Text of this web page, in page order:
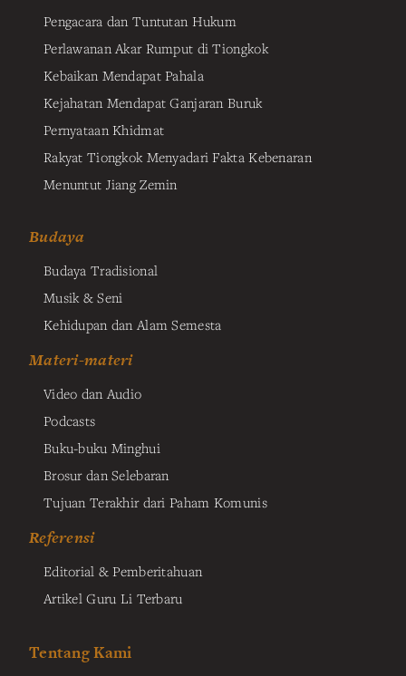
Pengacara dan Tuntutan Hukum
Perlawanan Akar Rumput di Tiongkok
Kebaikan Mendapat Pahala
Kejahatan Mendapat Ganjaran Buruk
Pernyataan Khidmat
Rakyat Tiongkok Menyadari Fakta Kebenaran
Menuntut Jiang Zemin
Budaya
Budaya Tradisional
Musik & Seni
Kehidupan dan Alam Semesta
Materi-materi
Video dan Audio
Podcasts
Buku-buku Minghui
Brosur dan Selebaran
Tujuan Terakhir dari Paham Komunis
Referensi
Editorial & Pemberitahuan
Artikel Guru Li Terbaru
Tentang Kami